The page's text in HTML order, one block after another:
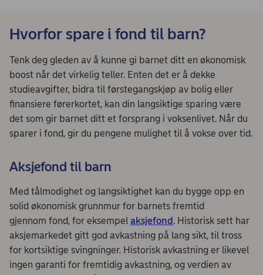
Hvorfor spare i fond til barn?
Tenk deg gleden av å kunne gi barnet ditt en økonomisk
boost når det virkelig teller. Enten det er å dekke
studieavgifter, bidra til førstegangskjøp av bolig eller
finansiere førerkortet, kan din langsiktige sparing være
det som gir barnet ditt et forsprang i voksenlivet. Når du
sparer i fond, gir du pengene mulighet til å vokse over tid.
Aksjefond til barn
Med tålmodighet og langsiktighet kan du bygge opp en
solid økonomisk grunnmur for barnets fremtid
gjennom fond, for eksempel aksjefond . Historisk sett har
aksjemarkedet gitt god avkastning på lang sikt, til tross
for kortsiktige svingninger. Historisk avkastning er likevel
ingen garanti for fremtidig avkastning, og verdien av